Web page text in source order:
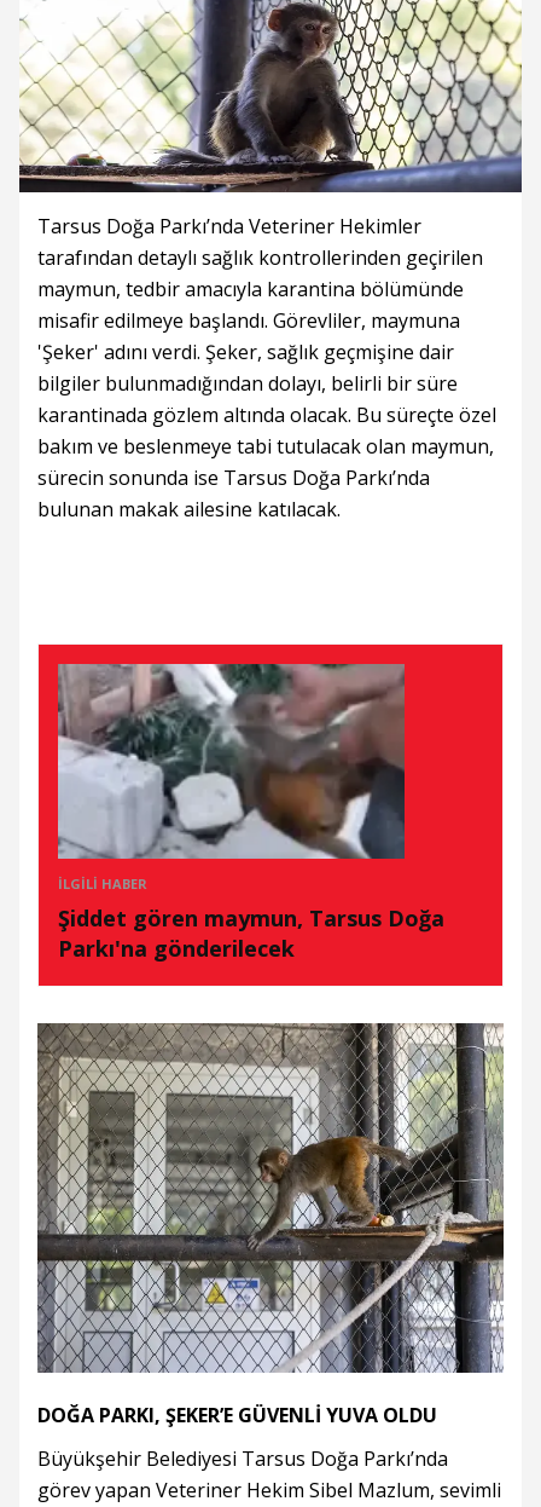
Tarsus Doğa Parkı’nda Veteriner Hekimler
tarafından detaylı sağlık kontrollerinden geçirilen
maymun, tedbir amacıyla karantina bölümünde
misafir edilmeye başlandı. Görevliler, maymuna
'Şeker' adını verdi. Şeker, sağlık geçmişine dair
bilgiler bulunmadığından dolayı, belirli bir süre
karantinada gözlem altında olacak. Bu süreçte özel
bakım ve beslenmeye tabi tutulacak olan maymun,
sürecin sonunda ise Tarsus Doğa Parkı’nda
bulunan makak ailesine katılacak.
İLGILI HABER
Şiddet gören maymun, Tarsus Doğa
Parkı'na gönderilecek
DOĞA PARKI, ŞEKER’E GÜVENLİ YUVA OLDU
Büyükşehir Belediyesi Tarsus Doğa Parkı’nda
görev yapan Veteriner Hekim Sibel Mazlum, sevimli